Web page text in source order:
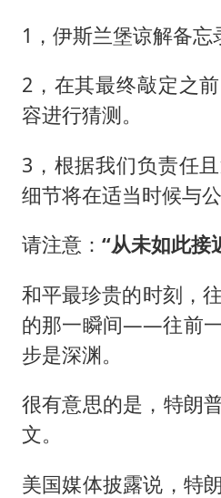
1，伊斯兰堡谅解备忘
2，在其最终敲定之
容进行猜测。
3，根据我们负责任
细节将在适当时候与公
请注意： “从未如此接
和平最珍贵的时刻，
的那一瞬间——往前
步是深渊。
很有意思的是，特朗
文。
美国媒体披露说，特